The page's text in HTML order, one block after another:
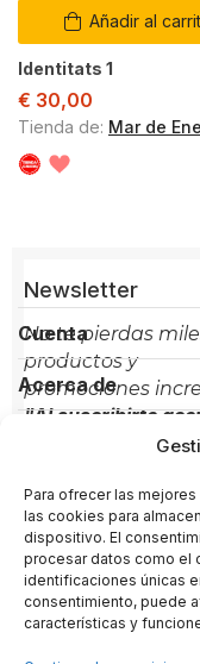
Para ofrecer las
las cookies para
dispositivo. El
procesar datos como el
identificaciones únicas
consentimiento, puede
características y
Añadir al
Identitats 1
€ 30,00
Tienda de: Mar de
Newsletter
No te pierdas
productos y
promociones
"Al suscribirte
nuestra política de
Cuenta
Acerca de
Contacto
Administración:
Soporte:+(34) 722